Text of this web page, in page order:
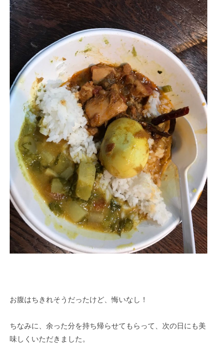
お腹はちきれそうだったけど、悔いなし！
ちなみに、余った分を持ち帰らせてもらって、次の日にも美
味しくいただきました。